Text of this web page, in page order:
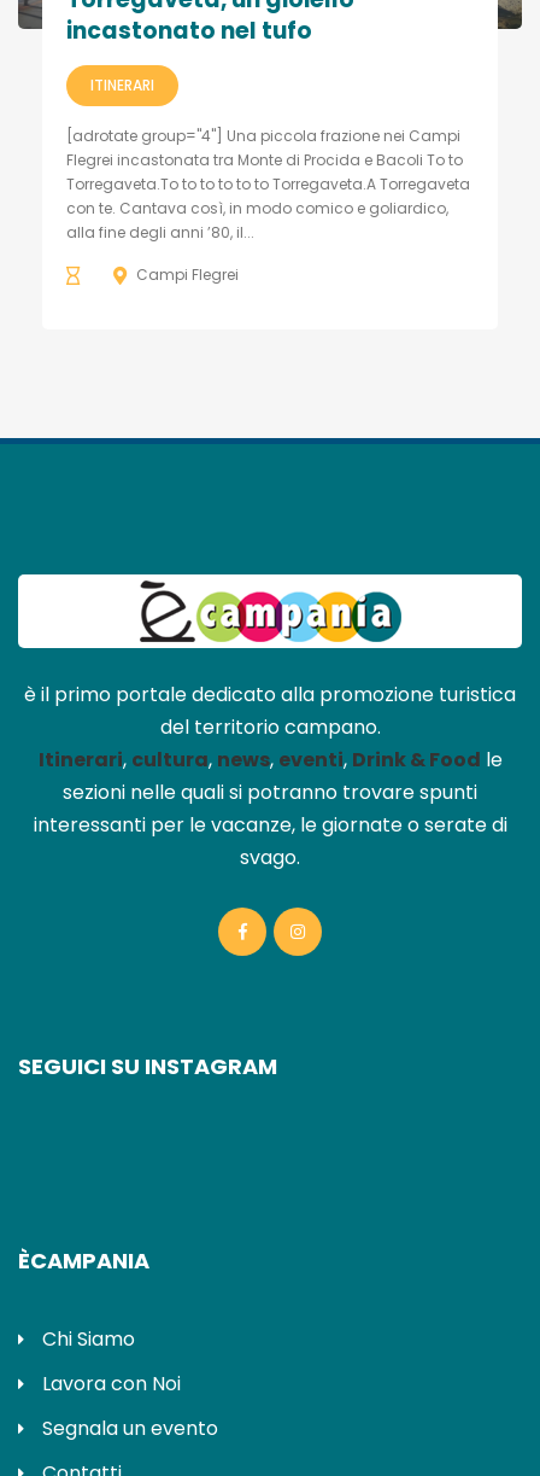
incastonato nel tufo
ITINERARI
[adrotate group="4"] Una piccola frazione nei Campi
Flegrei incastonata tra Monte di Procida e Bacoli To to
Torregaveta.To to to to to to Torregaveta.A Torregaveta
con te. Cantava così, in modo comico e goliardico,
alla fine degli anni ’80, il...
Campi Flegrei
è il primo portale dedicato alla promozione turistica
del territorio campano.
Itinerari, cultura, news, eventi, Drink & Food le
sezioni nelle quali si potranno trovare spunti
interessanti per le vacanze, le giornate o serate di
svago.
SEGUICI SU INSTAGRAM
ÈCAMPANIA
Chi Siamo
Lavora con Noi
Segnala un evento